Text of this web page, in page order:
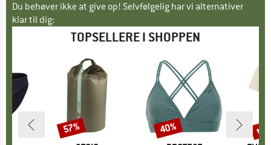
Du behøver ikke at give op! Selvfølgelig har vi alternativer
klar til dig:
TOPSELLERE I SHOPPEN
Rabat
57% Rabat
40% til